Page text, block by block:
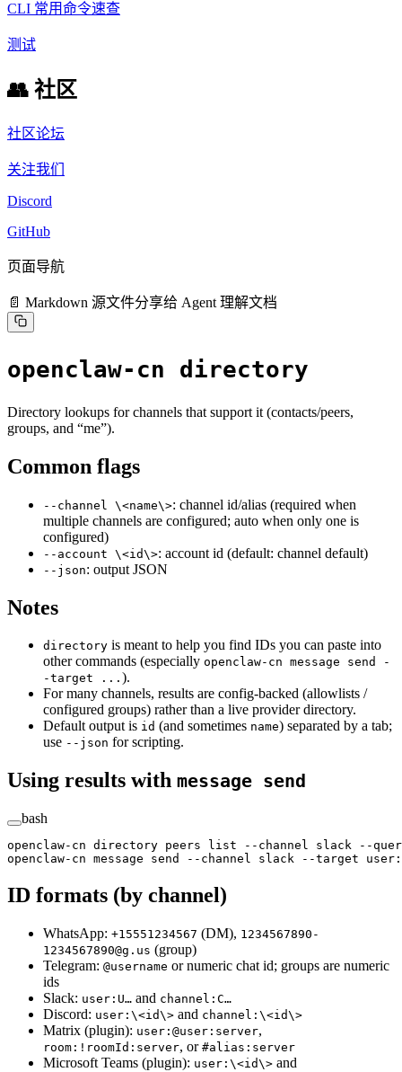
CLI 常用命令速查
测试
👥 社区
社区论坛
关注我们
Discord
GitHub
页面导航
📄 Markdown 源文件分享给 Agent 理解文档
openclaw-cn directory
Directory lookups for channels that support it (contacts/peers,
groups, and “me”).
Common flags
--channel \<name\>: channel id/alias (required when
multiple channels are configured; auto when only one is
configured)
--account \<id\>: account id (default: channel default)
--json: output JSON
Notes
directory is meant to help you find IDs you can paste into
other commands (especially openclaw-cn message send -
-target ... ).
For many channels, results are config-backed (allowlists /
configured groups) rather than a live provider directory.
Default output is id (and sometimes name) separated by a tab;
use --json for scripting.
Using results with message send
bash
openclaw-cn directory peers list --channel slack --
openclaw-cn message send --channel slack --target
ID formats (by channel)
WhatsApp: +15551234567 (DM), 1234567890-
1234567890@g.us (group)
Telegram: @username or numeric chat id; groups are numeric
ids
Slack: user:U… and channel:C…
Discord: user:\<id\> and channel:\<id\>
Matrix (plugin): user:@user:server,
room:!roomId:server, or #alias:server
Microsoft Teams (plugin): user:\<id\> and